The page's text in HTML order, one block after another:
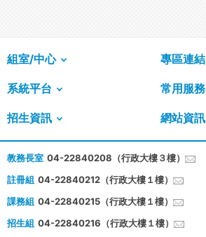
組室/中心 專區連結
系統平台 常用服務
招生資訊 網站資訊
教務長室 04-22840208（行政大樓３樓）
註冊組 04-22840212（行政大樓１樓）
課務組 04-22840215（行政大樓１樓）
招生組 04-22840216（行政大樓１樓）